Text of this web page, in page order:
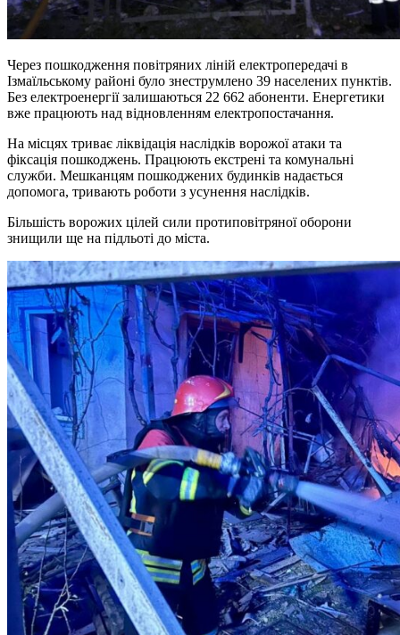
Через пошкодження повітряних ліній електропередачі в
Ізмаїльському районі було знеструмлено 39 населених пунктів.
Без електроенергії залишаються 22 662 абоненти. Енергетики
вже працюють над відновленням електропостачання.
На місцях триває ліквідація наслідків ворожої атаки та
фіксація пошкоджень. Працюють екстрені та комунальні
служби. Мешканцям пошкоджених будинків надається
допомога, тривають роботи з усунення наслідків.
Більшість ворожих цілей сили протиповітряної оборони
знищили ще на підльоті до міста.